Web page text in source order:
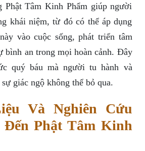
Phật Tâm Kinh Phẩm giúp người
khái niệm, từ đó có thể áp dụng
vào cuộc sống, phát triển tâm
bình an trong mọi hoàn cảnh. Đây
quý báu mà người tu hành và
giác ngộ không thể bỏ qua.
Và Nghiên Cứu
Đến Phật Tâm Kinh